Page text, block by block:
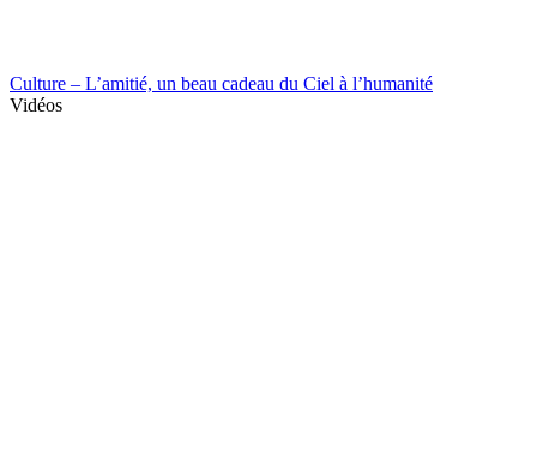
Culture – L’amitié, un beau cadeau du Ciel à l’humanité
Vidéos